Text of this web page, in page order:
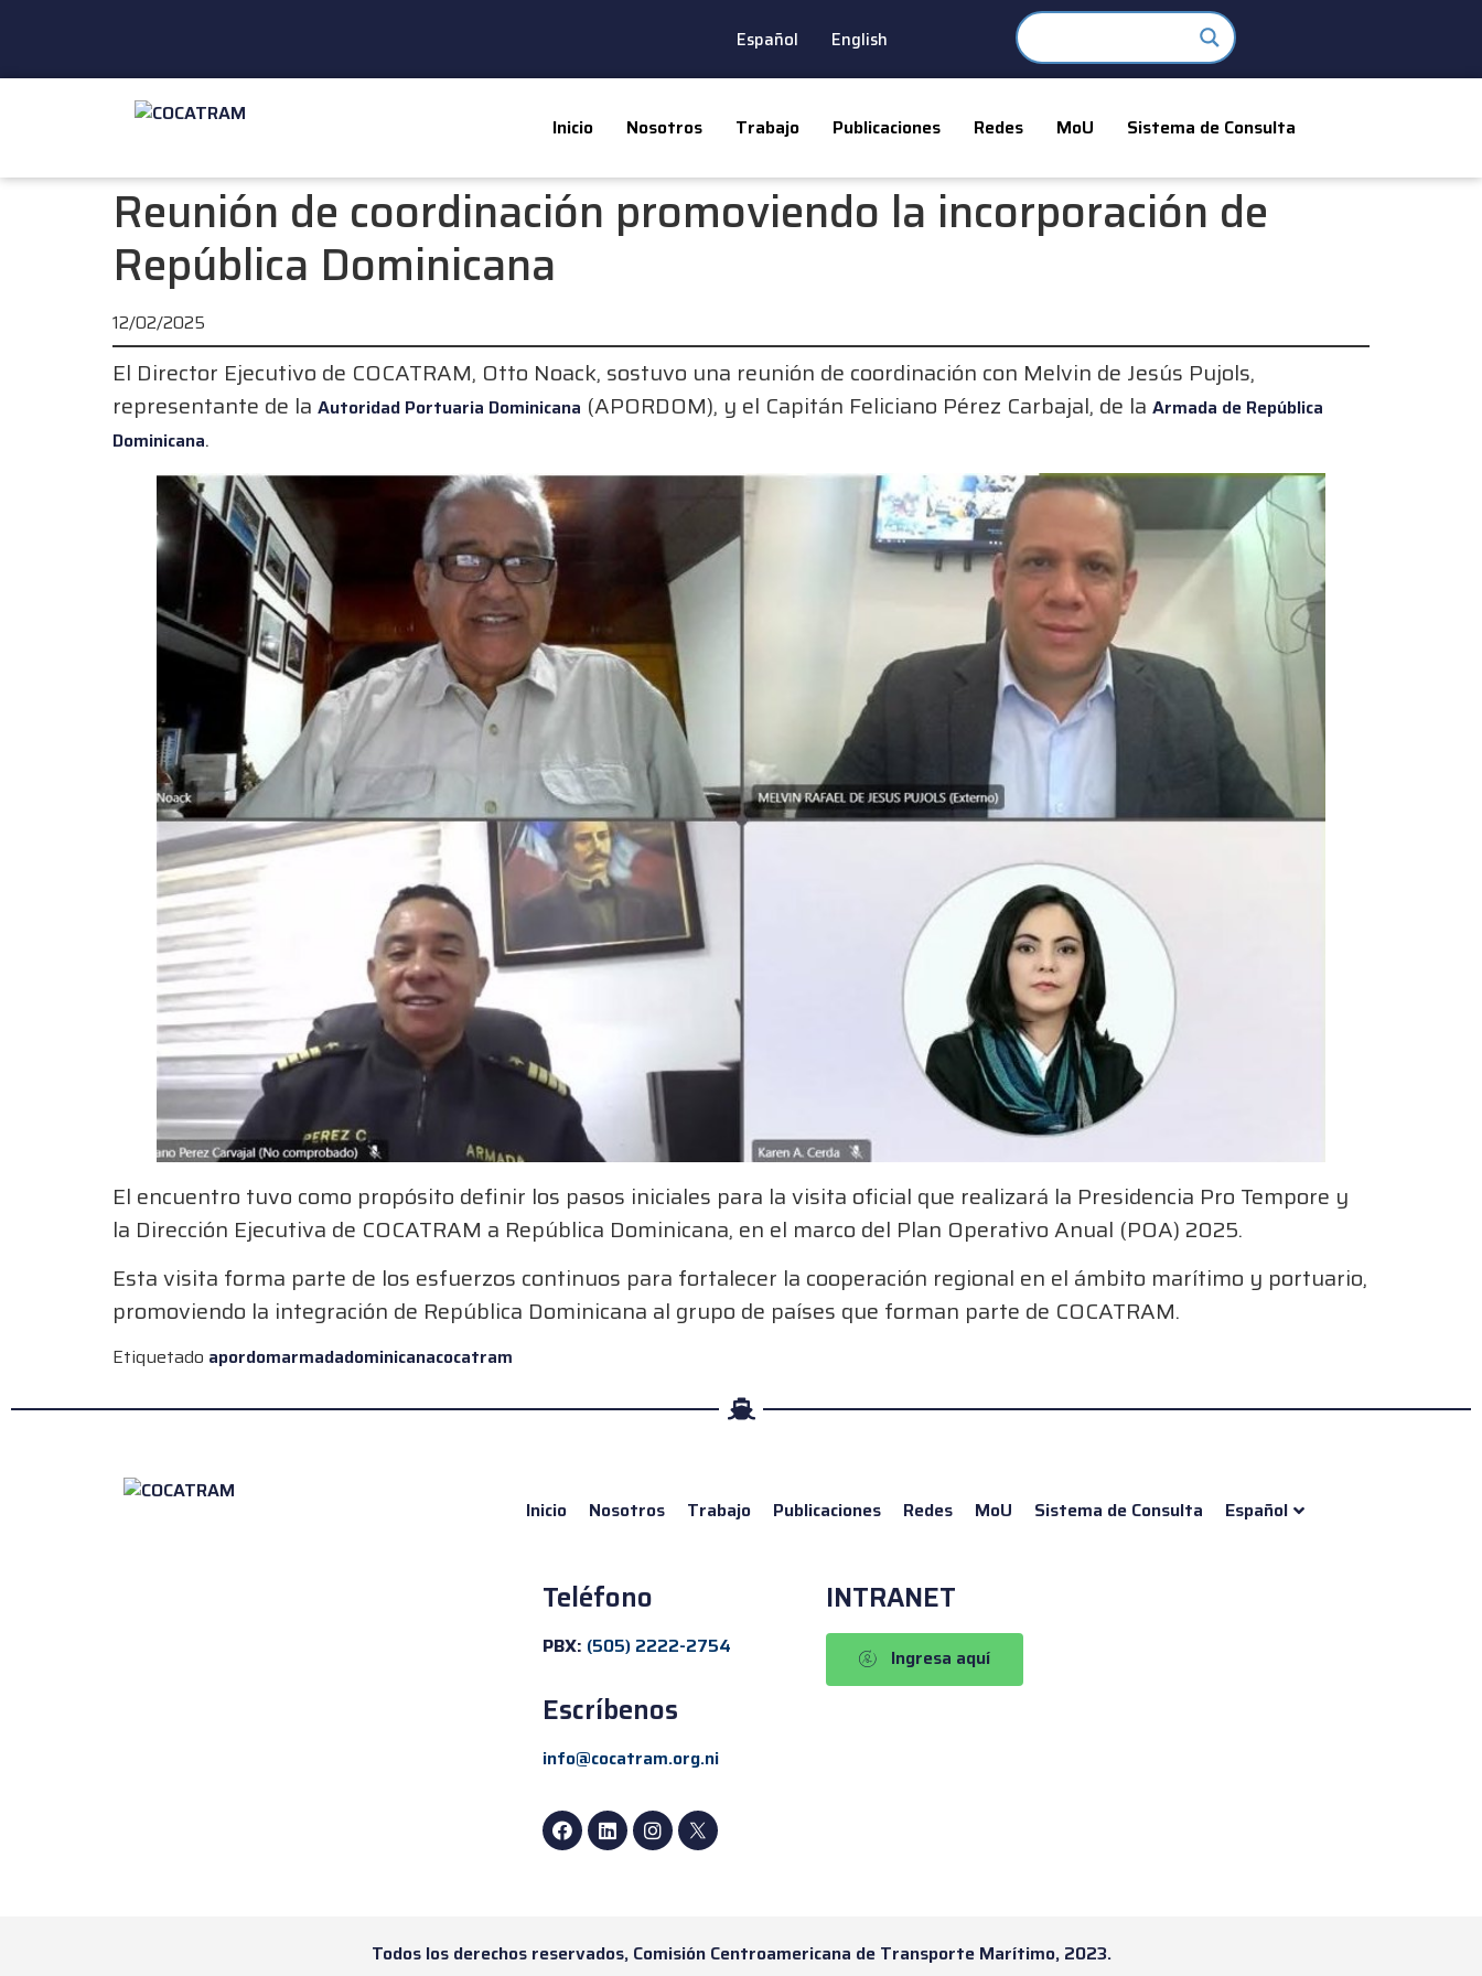
Español English
Inicio Nosotros Trabajo Publicaciones Redes MoU Sistema de Consulta
Reunión de coordinación promoviendo la incorporación de
República Dominicana
12/02/2025
El Director Ejecutivo de COCATRAM, Otto Noack, sostuvo una reunión de coordinación con Melvin de Jesús Pujols,
representante de la Autoridad Portuaria Dominicana (APORDOM), y el Capitán Feliciano Pérez Carbajal, de la Armada de República
Dominicana.
El encuentro tuvo como propósito definir los pasos iniciales para la visita oficial que realizará la Presidencia Pro Tempore y
la Dirección Ejecutiva de COCATRAM a República Dominicana, en el marco del Plan Operativo Anual (POA) 2025.
Esta visita forma parte de los esfuerzos continuos para fortalecer la cooperación regional en el ámbito marítimo y portuario,
promoviendo la integración de República Dominicana al grupo de países que forman parte de COCATRAM.
Etiquetado apordomarmadadominicanacocatram
Inicio Nosotros Trabajo Publicaciones Redes MoU Sistema de Consulta Español
Teléfono
PBX: (505) 2222-2754
Escríbenos
info@cocatram.org.ni
INTRANET
Ingresa aquí
Todos los derechos reservados, Comisión Centroamericana de Transporte Marítimo, 2023.